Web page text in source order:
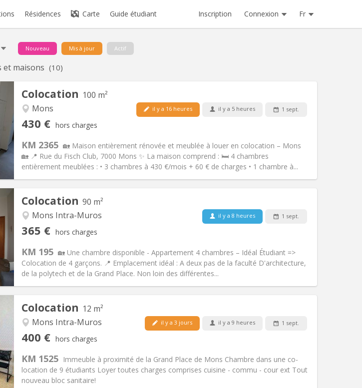
Résidences Carte Guide étudiant Inscription Connexion Fr
Nouveau Mis à jour Actif
et maisons (10)
Colocation 100 m²
Mons
430 € hors charges
il y a 16 heures il y a 5 heures 1 sept.
KM 2365 🏡 Maison entièrement rénovée et meublée à louer en colocation – Mons
🏡 📍 Rue du Fisch Club, 7000 Mons ✨ La maison comprend : 🛏️ 4 chambres
entièrement meublées : • 3 chambres à 430 €/mois + 60 € de charges • 1 chambre à...
Aménagement
Salle de bain:Commune
Superficie:100 m2
Autre
Atmosphère:Studieuse,
Accès PMR:
Fumeur: Non-fumeur
Colocation 90 m²
Mons Intra-Muros
365 € hors charges
il y a 8 heures 1 sept.
KM 195 🏡 Une chambre disponible - Appartement 4 chambres – Idéal Étudiant =>
Colocation de 4 garçons. 📍 Emplacement idéal : A deux pas de la faculté D'architecture,
de la polytech et de la Grand Place. Non loin des différentes...
Aménagement
Salle de bain:Commune
Superficie:90 m2
Autre
Atmosphère:Chaleureuse, calme,
Non-fumeur
Animaux de compagnie:Non
Colocation 12 m²
Mons Intra-Muros
400 € hors charges
il y a 3 jours il y a 9 heures 1 sept.
KM 1525 Immeuble à proximité de la Grand Place de Mons Chambre dans une co-
location de 9 étudiants Loyer toutes charges comprises cuisine - commu - cour ext Tout
nouveau bloc sanitaire!
Aménagement
Salle de bain:Commune
Superficie:12 m2
Atmosphère:Communautaire
Animaux de compagnie: